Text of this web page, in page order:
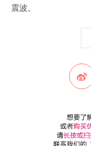
震波。